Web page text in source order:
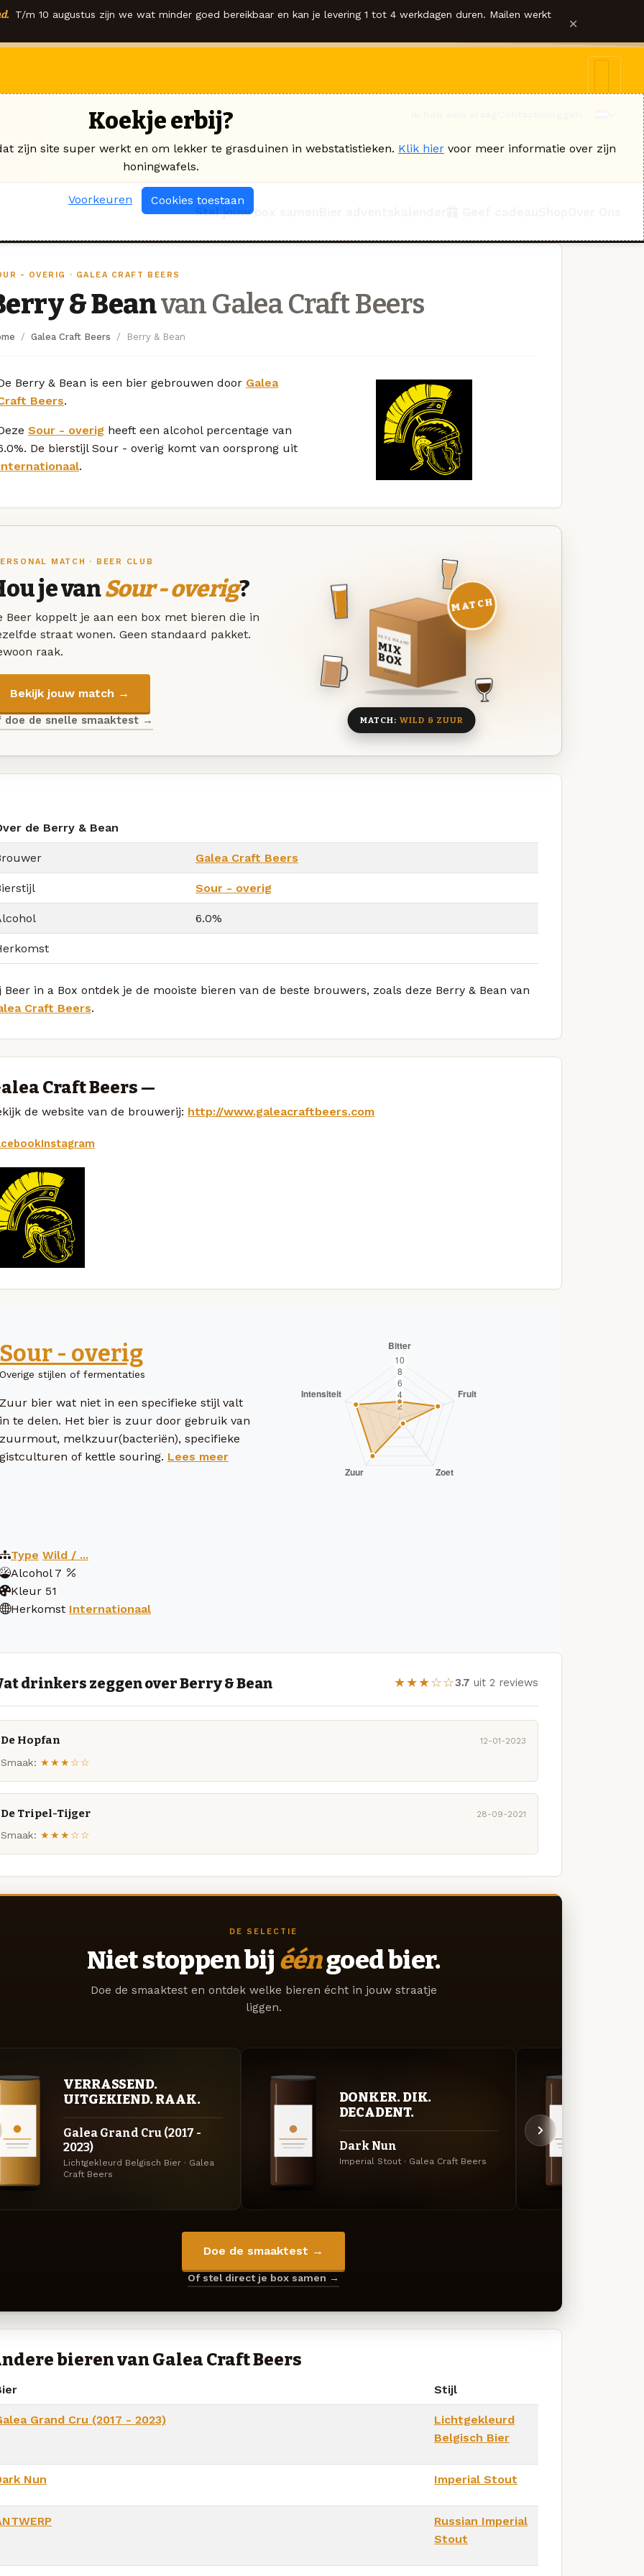
T/m 10 augustus zijn we wat minder goed bereikbaar en kan je levering 1 tot 4 werkdagen duren. Mailen werkt ×
Stel jouw box samen
- OVERIG · GALEA CRAFT BEERS
& Beanvan Galea Craft Beers
Galea Craft Beers Berry & Bean
Berry & Bean is een bier gebrouwen door Galea
Beers.
Sour - overig heeft een alcohol percentage van
De bierstijl Sour - overig komt van oorsprong uit
.
MATCH · BEER CLUB
je vanSour - overig?
Beer koppelt je aan een box met bieren die in
straat wonen. Geen standaard pakket.
raak.
Bekijk jouw match →
doe de snelle smaaktest →
DEZE MAAND
MIX
BOX
8 BIEREN
MATCH
MATCH: WILD & ZUUR
de Berry & Bean
Galea Craft Beers
Sour - overig
6.0%
Beer in a Box ontdek je de mooiste bieren van de beste brouwers, zoals deze Berry & Bean van
Craft Beers.
Craft Beers —
de website van de brouwerij: http://www.galeacraftbeers.com
Instagram
Sour - overig
Overige stijlen of fermentaties
Zuur bier wat niet in een specifieke stijl valt
in te delen. Het bier is zuur door gebruik van
zuurmout, melkzuur(bacteriën), specifieke
gistculturen of kettle souring. Lees meer
Type Wild / ...
Alcohol 7
Kleur 51
Herkomst Internationaal
drinkers zeggen over Berry & Bean ★★★☆☆3.7 uit 2 reviews
De Hopfan 12-01-2023
Smaak: ★★★☆☆
De Tripel-Tijger 28-09-2021
Smaak: ★★★☆☆
DE SELECTIE
Niet stoppen bij ééngoed bier.
Doe de smaaktest en ontdek welke bieren écht in jouw straatje
liggen.
VERRASSEND.
UITGEKIEND. RAAK.
Galea Grand Cru (2017 -
2023)
Lichtgekleurd Belgisch Bier · Galea
Craft Beers
DONKER. DIK.
DECADENT.
Dark Nun
Imperial Stout · Galea Craft Beers
Doe de smaaktest →
Of stel direct je box samen →
bieren van Galea Craft Beers
Stijl
Grand Cru (2017 - 2023)
Lichtgekleurd
Belgisch Bier
Nun Imperial Stout
Russian Imperial
Stout
Koekje erbij?
zijn site super werkt en om lekker te grasduinen in webstatistieken. Klik hier voor meer informatie over zijn
honingwafels.
Voorkeuren Cookies toestaan